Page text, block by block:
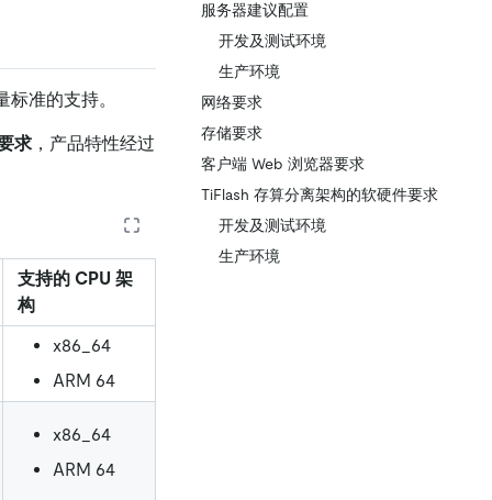
准的支持。
求 ，产品特性经过
支持的 CPU 架
构
x86_64
ARM 64
x86_64
ARM 64
服务器建议配置
开发及测试环境
生产环境
网络要求
存储要求
客户端 Web 浏览器要求
TiFlash 存算分离架构的软硬件要求
开发及测试环境
生产环境